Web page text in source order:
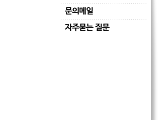
문의메일
자주묻는 질문